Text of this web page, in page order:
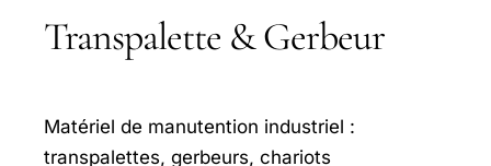
Transpalette & Gerbeur
Matériel de manutention industriel :
transpalettes, gerbeurs, chariots